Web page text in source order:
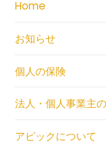
Home
お知らせ
個人の保険
法人・個人事業主
アピックについて